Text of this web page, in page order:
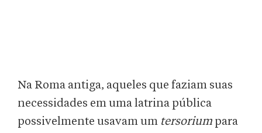
Na Roma antiga, aqueles que faziam suas
necessidades em uma latrina pública
possivelmente usavam um tersorium para